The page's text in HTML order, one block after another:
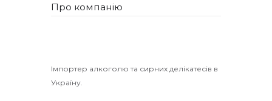
Про компанію
Імпортер алкоголю та сирних делікатесів в
Україну.